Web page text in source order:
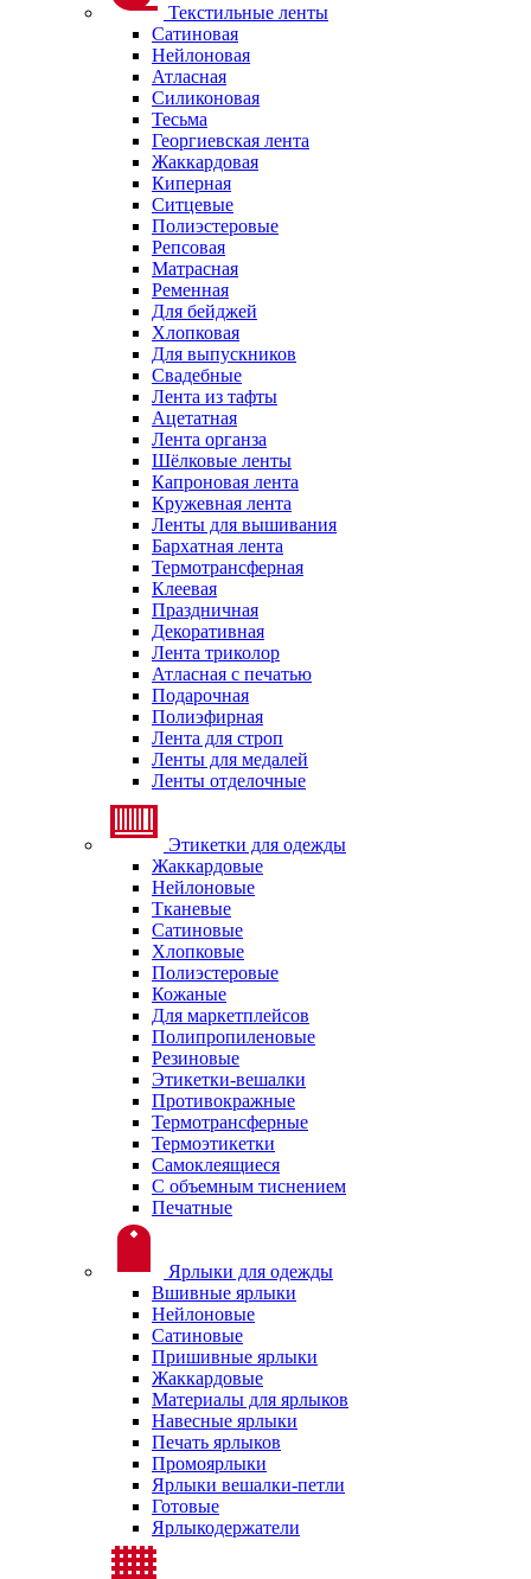
Текстильные ленты
Сатиновая
Нейлоновая
Атласная
Силиконовая
Тесьма
Георгиевская лента
Жаккардовая
Киперная
Ситцевые
Полиэстеровые
Репсовая
Матрасная
Ременная
Для бейджей
Хлопковая
Для выпускников
Свадебные
Лента из тафты
Ацетатная
Лента органза
Шёлковые ленты
Капроновая лента
Кружевная лента
Ленты для вышивания
Бархатная лента
Термотрансферная
Клеевая
Праздничная
Декоративная
Лента триколор
Атласная с печатью
Подарочная
Полиэфирная
Лента для строп
Ленты для медалей
Ленты отделочные
Этикетки для одежды
Жаккардовые
Нейлоновые
Тканевые
Сатиновые
Хлопковые
Полиэстеровые
Кожаные
Для маркетплейсов
Полипропиленовые
Резиновые
Этикетки-вешалки
Противокражные
Термотрансферные
Термоэтикетки
Самоклеящиеся
С объемным тиснением
Печатные
Ярлыки для одежды
Вшивные ярлыки
Нейлоновые
Сатиновые
Пришивные ярлыки
Жаккардовые
Материалы для ярлыков
Навесные ярлыки
Печать ярлыков
Промоярлыки
Ярлыки вешалки-петли
Готовые
Ярлыкодержатели